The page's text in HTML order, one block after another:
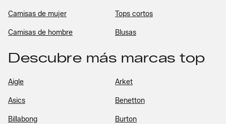
Camisas de mujer Tops cortos
Camisas de hombre Blusas
Descubre más marcas top
Aigle Arket
Asics Benetton
Billabong Burton